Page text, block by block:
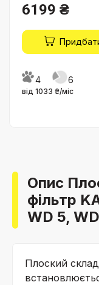
6199 ₴
4 6
від 1033 ₴/міс
Опис
фільтр
WD 5,
Плоский